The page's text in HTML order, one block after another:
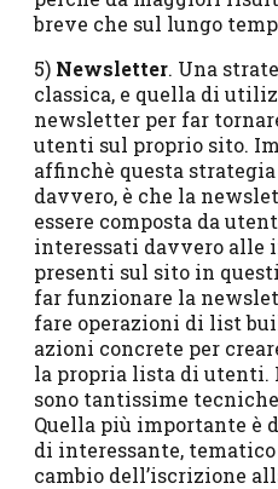
breve che sul lungo
5) Newsletter. Una
classica, e quella di
newsletter per far
utenti sul proprio sito.
affinchè questa
davvero, è che la
essere composta da
interessati davvero alle
presenti sul sito in
far funzionare la
fare operazioni di list
azioni concrete per
la propria lista di utenti.
sono tantissime
Quella più importante è
di interessante,
cambio dell’iscrizione